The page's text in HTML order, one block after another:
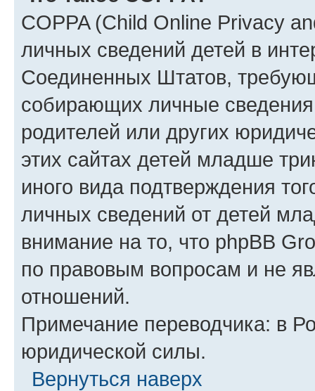
COPPA (Child Online Privacy
личных сведений детей в
Соединенных Штатов,
собирающих личные
родителей или других
этих сайтах детей младше
иного вида подтверждения
личных сведений от детей
внимание на то, что phpBB
по правовым вопросам и не
отношений.
Примечание переводчика: в
юридической силы.
Вернуться наверх